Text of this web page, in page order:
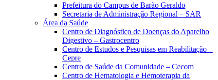
Prefeitura do Campus de Barão Geraldo
Secretaria de Administração Regional – SAR
Área da Saúde
Centro de Diagnóstico de Doenças do Aparelho
Digestivo – Gastrocentro
Centro de Estudos e Pesquisas em Reabilitação –
Cepre
Centro de Saúde da Comunidade – Cecom
Centro de Hematologia e Hemoterapia da